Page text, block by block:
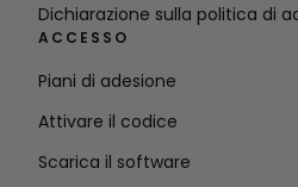
Dichiarazione sulla politica di
ACCESSO
Piani di adesione
Attivare il codice
Scarica il software